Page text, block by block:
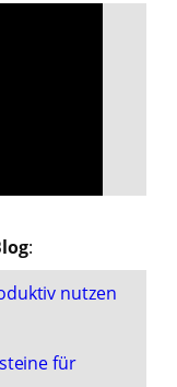
:
nutzen
für